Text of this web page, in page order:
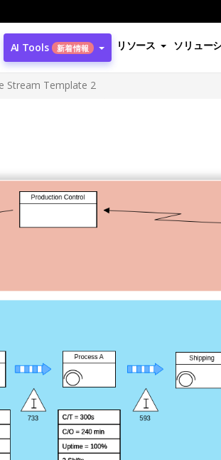
AI Tools 新着情報 リソース ソリュー
Stream Template 2